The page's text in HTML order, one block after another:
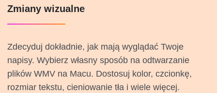
Zmiany wizualne
Zdecyduj dokładnie, jak mają wyglądać Twoje
napisy. Wybierz własny sposób na odtwarzanie
plików WMV na Macu. Dostosuj kolor, czcionkę,
rozmiar tekstu, cieniowanie tła i wiele więcej.